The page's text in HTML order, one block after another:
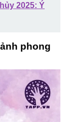
2025: Ý
phong